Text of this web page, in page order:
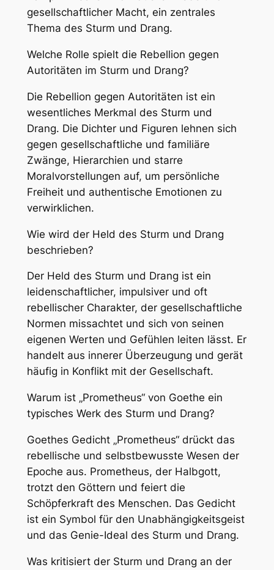
gesellschaftlicher Macht, ein zentrales
Thema des Sturm und Drang.
Welche Rolle spielt die Rebellion gegen
Autoritäten im Sturm und Drang?
Die Rebellion gegen Autoritäten ist ein
wesentliches Merkmal des Sturm und
Drang. Die Dichter und Figuren lehnen sich
gegen gesellschaftliche und familiäre
Zwänge, Hierarchien und starre
Moralvorstellungen auf, um persönliche
Freiheit und authentische Emotionen zu
verwirklichen.
Wie wird der Held des Sturm und Drang
beschrieben?
Der Held des Sturm und Drang ist ein
leidenschaftlicher, impulsiver und oft
rebellischer Charakter, der gesellschaftliche
Normen missachtet und sich von seinen
eigenen Werten und Gefühlen leiten lässt. Er
handelt aus innerer Überzeugung und gerät
häufig in Konflikt mit der Gesellschaft.
Warum ist „Prometheus“ von Goethe ein
typisches Werk des Sturm und Drang?
Goethes Gedicht „Prometheus“ drückt das
rebellische und selbstbewusste Wesen der
Epoche aus. Prometheus, der Halbgott,
trotzt den Göttern und feiert die
Schöpferkraft des Menschen. Das Gedicht
ist ein Symbol für den Unabhängigkeitsgeist
und das Genie-Ideal des Sturm und Drang.
Was kritisiert der Sturm und Drang an der